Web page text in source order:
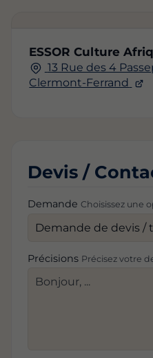
ESSOR Culture
13 Rue des 4
Clermont-Ferrand
Devis /
Demande Choisissez une
Précisions Précisez votre